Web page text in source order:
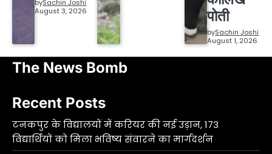
bySachin Joshi
August 3, 2026
पोती
bySachin Joshi
August 1, 2026
The News Bomb
Recent Posts
टनकपुर के विद्यालयों में करियर की नई उड़ान, 173
विद्यार्थियों को मिला भविष्य संवारने का मार्गदर्शन